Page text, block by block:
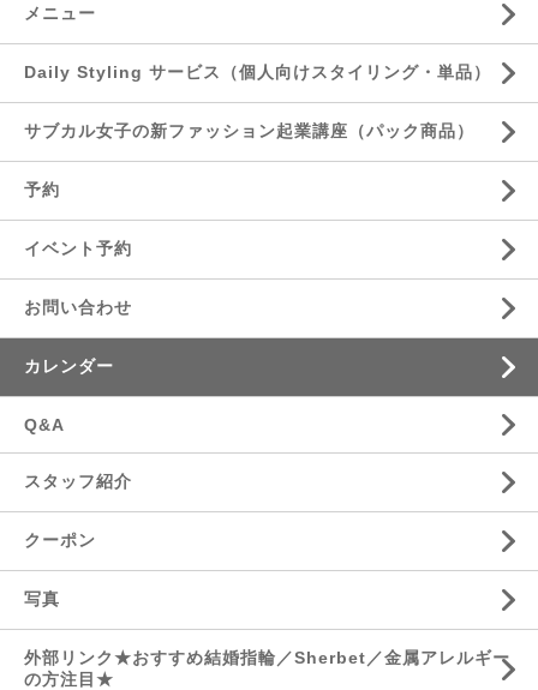
メニュー
Daily Styling サービス（個人向けスタイリング・単品）
サブカル女子の新ファッション起業講座（パック商品）
予約
イベント予約
お問い合わせ
カレンダー
Q&A
スタッフ紹介
クーポン
写真
外部リンク★おすすめ結婚指輪／Sherbet／金属アレルギー
の方注目★